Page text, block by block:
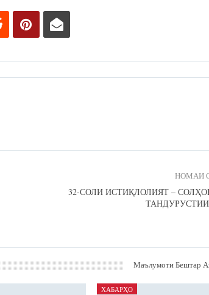
НОМАИ
32-СОЛИ ИСТИҚЛОЛИЯТ –
Маълумоти Бештар
ХАБАРҲО